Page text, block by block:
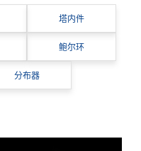
塔内件
鲍尔环
分布器